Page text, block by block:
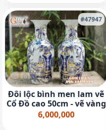
#47947
Đôi lộc bình men lam vẽ
Cổ Đồ cao 50cm - vẽ vàng
6,000,000